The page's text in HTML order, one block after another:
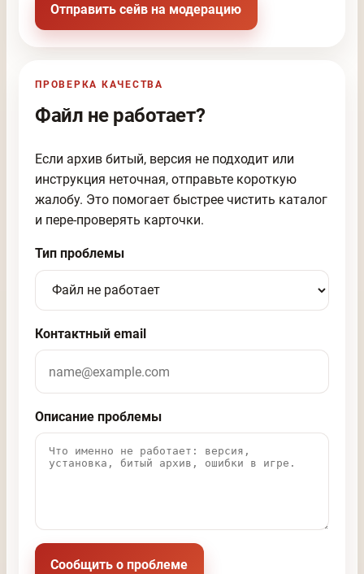
Отправить сейв на модерацию
ПРОВЕРКА КАЧЕСТВА
Файл не работает?
Если архив битый, версия не подходит или
инструкция неточная, отправьте короткую
жалобу. Это помогает быстрее чистить каталог
и пере-проверять карточки.
Тип проблемы
Контактный email
Описание проблемы
Сообщить о проблеме